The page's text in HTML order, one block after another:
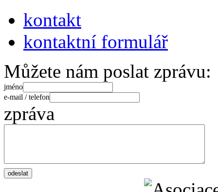
kontakt
kontaktní formulář
Můžete nám poslat zprávu:
jméno
e-mail / telefon
zpráva